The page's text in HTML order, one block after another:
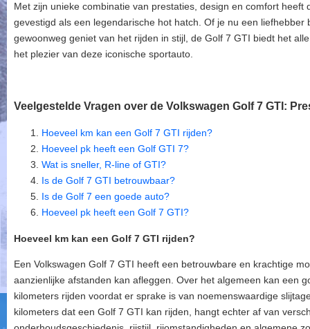
Met zijn unieke combinatie van prestaties, design en comfort heeft
gevestigd als een legendarische hot hatch. Of je nu een liefhebber
gewoonweg geniet van het rijden in stijl, de Golf 7 GTI biedt het
het plezier van deze iconische sportauto.
Veelgestelde Vragen over de Volkswagen Golf 7 GTI:
Hoeveel km kan een Golf 7 GTI rijden?
Hoeveel pk heeft een Golf GTI 7?
Wat is sneller, R-line of GTI?
Is de Golf 7 GTI betrouwbaar?
Is de Golf 7 een goede auto?
Hoeveel pk heeft een Golf 7 GTI?
Hoeveel km kan een Golf 7 GTI rijden?
Een Volkswagen Golf 7 GTI heeft een betrouwbare en krachtige
aanzienlijke afstanden kan afleggen. Over het algemeen kan een
kilometers rijden voordat er sprake is van noemenswaardige
kilometers dat een Golf 7 GTI kan rijden, hangt echter af van